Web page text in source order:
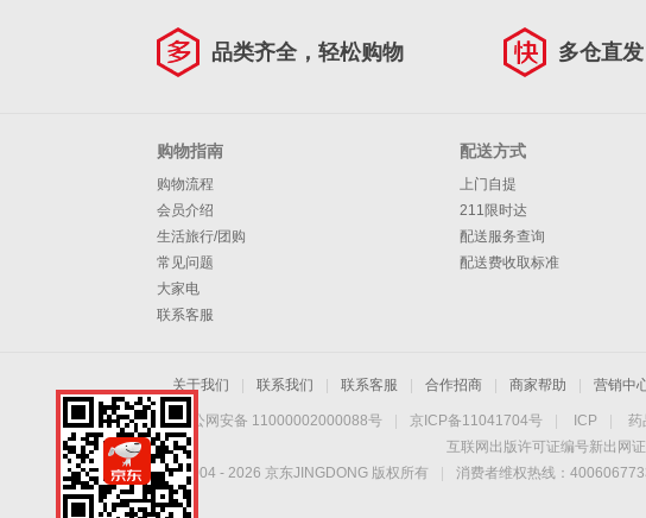
品类齐全，轻松购物 多仓直
购物指南
购物流程
会员介绍
生活旅行/团购
常见问题
大家电
联系客服
配送方式
上门自提
211限时达
配送服务查询
配送费收取标准
关于我们 联系我们 联系客服 合作招商 商家帮助 营销中
京公网安备 11000002000088号 京ICP备11041704号 ICP 药
互联网出版许可证编号新出网
Copyright © 2004 - 2026 京东JINGDONG 版权所有 消费者维权热线：